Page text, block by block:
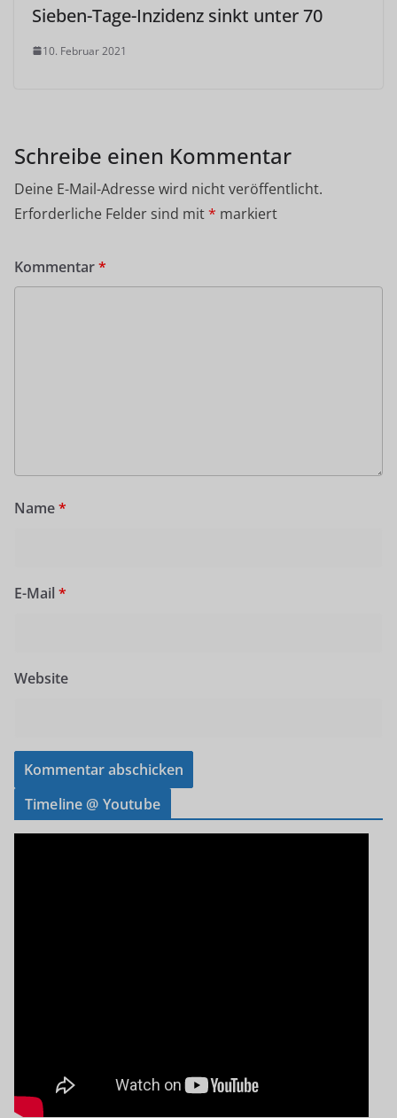
Sieben-Tage-Inzidenz sinkt unter 70
10. Februar 2021
Schreibe einen Kommentar
Deine E-Mail-Adresse wird nicht veröffentlicht.
Erforderliche Felder sind mit* markiert
Kommentar*
Name*
E-Mail *
Website
Timeline @ Youtube